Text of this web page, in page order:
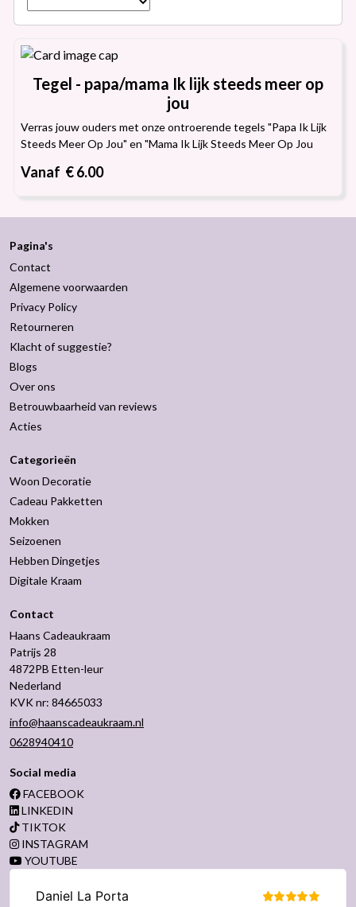
Tegel - papa/mama Ik lijk steeds meer op
jou
Verras jouw ouders met onze ontroerende tegels "Papa Ik Lijk
Steeds Meer Op Jou" en "Mama Ik Lijk Steeds Meer Op Jou
Vanaf € 6.00
Pagina's
Contact
Algemene voorwaarden
Privacy Policy
Retourneren
Klacht of suggestie?
Blogs
Over ons
Betrouwbaarheid van reviews
Acties
Categorieën
Woon Decoratie
Cadeau Pakketten
Mokken
Seizoenen
Hebben Dingetjes
Digitale Kraam
Contact
Haans Cadeaukraam
Patrijs 28
4872PB Etten-leur
Nederland
KVK nr: 84665033
info@haanscadeaukraam.nl
0628940410
Social media
FACEBOOK
LINKEDIN
TIKTOK
INSTAGRAM
YOUTUBE